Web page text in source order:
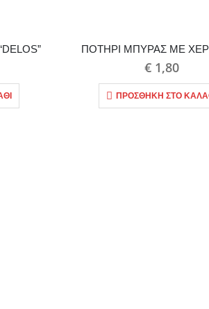
ΠΟΤΗΡΙ ΜΠΥΡΑΣ ΜΕ
€1,80
ΠΡΟΣΘΉΚΗ ΣΤΟ